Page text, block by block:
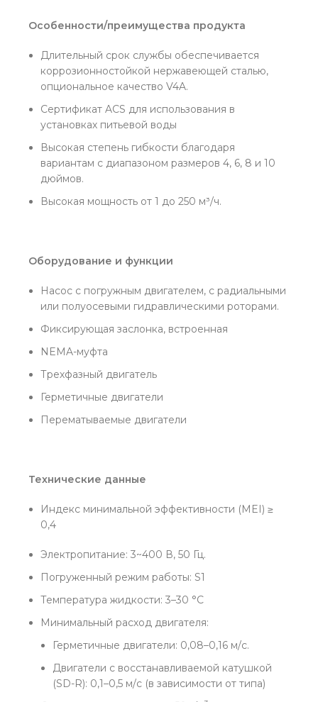
Особенности/преимущества продукта
Длительный срок службы обеспечивается
коррозионностойкой нержавеющей сталью,
опциональное качество V4A.
Сертификат ACS для использования в
установках питьевой воды
Высокая степень гибкости благодаря
вариантам с диапазоном размеров 4, 6, 8 и 10
дюймов.
Высокая мощность от 1 до 250 м³/ч.
Оборудование и функции
Насос с погружным двигателем, с радиальными
или полуосевыми гидравлическими роторами.
Фиксирующая заслонка, встроенная
NEMA-муфта
Трехфазный двигатель
Герметичные двигатели
Перематываемые двигатели
Технические данные
Индекс минимальной эффективности (MEI) ≥
0,4
Электропитание: 3~400 В, 50 Гц.
Погруженный режим работы: S1
Температура жидкости: 3–30 °C
Минимальный расход двигателя:
Герметичные двигатели: 0,08–0,16 м/с.
Двигатели с восстанавливаемой катушкой
(SD-R): 0,1–0,5 м/с (в зависимости от типа)